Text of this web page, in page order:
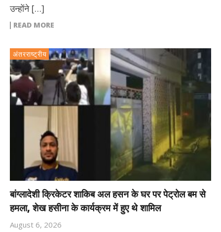
उन्होंने […]
READ MORE
अंतरराष्ट्रीय
बांग्लादेशी क्रिकेटर शाकिब अल हसन के घर पर पेट्रोल बम से
हमला, शेख हसीना के कार्यक्रम में हुए थे शामिल
August 6, 2026